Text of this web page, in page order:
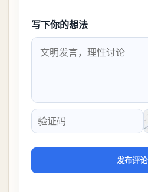
写下你的想法
验证码
发布评论